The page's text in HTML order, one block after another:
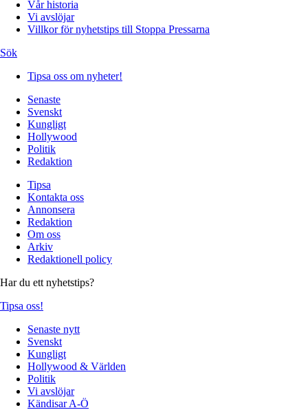
Vår historia
Vi avslöjar
Villkor för nyhetstips till Stoppa Pressarna
Sök
Tipsa oss om nyheter!
Senaste
Svenskt
Kungligt
Hollywood
Politik
Redaktion
Tipsa
Kontakta oss
Annonsera
Redaktion
Om oss
Arkiv
Redaktionell policy
Har du ett nyhetstips?
Tipsa oss!
Senaste nytt
Svenskt
Kungligt
Hollywood & Världen
Politik
Vi avslöjar
Kändisar A-Ö